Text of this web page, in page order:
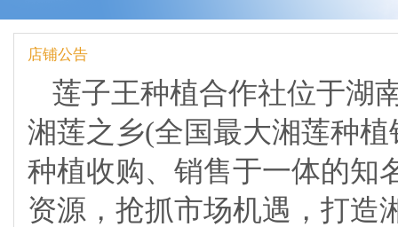
店铺公告
莲子王种植合作社位于湖
湘莲之乡(全国最大湘莲种
种植收购、销售于一体的知
资源，抢抓市场机遇，打造